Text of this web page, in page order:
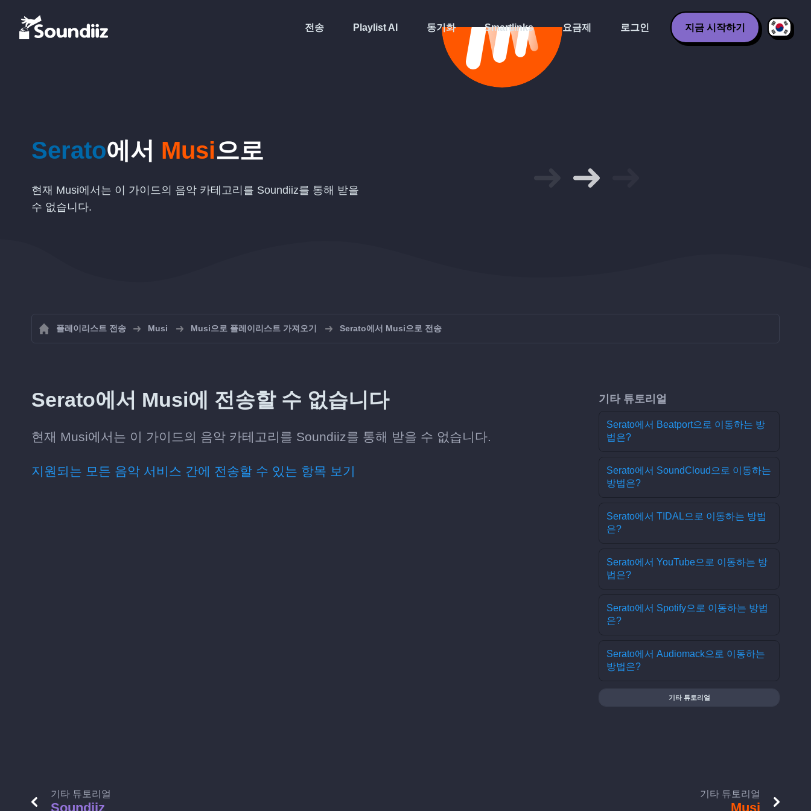
전송 Playlist AI 동기화 Smartlinks 요금제 로그인 지금 시작하기
Serato에서 Musi으로
현재 Musi에서는 이 가이드의 음악 카테고리를 Soundiiz를 통해 받을
수 없습니다.
플레이리스트 전송 Musi Musi으로 플레이리스트 가져오기 Serato에서 Musi으로 전송
Serato에서 Musi에 전송할 수 없습니다
현재 Musi에서는 이 가이드의 음악 카테고리를 Soundiiz를 통해 받을 수 없습니다.
지원되는 모든 음악 서비스 간에 전송할 수 있는 항목 보기
기타 튜토리얼
Serato에서 Beatport으로 이동하는 방
법은?
Serato에서 SoundCloud으로 이동하는
방법은?
Serato에서 TIDAL으로 이동하는 방법
은?
Serato에서 YouTube으로 이동하는 방
법은?
Serato에서 Spotify으로 이동하는 방법
은?
Serato에서 Audiomack으로 이동하는
방법은?
기타 튜토리얼
기타 튜토리얼
Soundiiz
기타 튜토리얼
Musi